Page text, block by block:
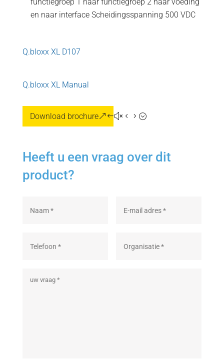
en naar interface Scheidingsspanning 500 VDC
Q.bloxx XL D107
Q.bloxx XL Manual
Download brochure
Heeft u een vraag over dit
product?